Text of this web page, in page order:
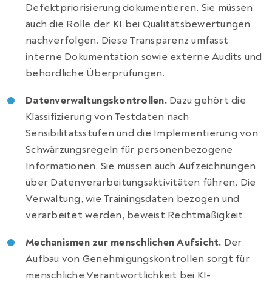
Defektpriorisierung dokumentieren. Sie müssen
auch die Rolle der KI bei Qualitätsbewertungen
nachverfolgen. Diese Transparenz umfasst
interne Dokumentation sowie externe Audits und
behördliche Überprüfungen.
Datenverwaltungskontrollen.Dazu gehört die
Klassifizierung von Testdaten nach
Sensibilitätsstufen und die Implementierung von
Schwärzungsregeln für personenbezogene
Informationen. Sie müssen auch Aufzeichnungen
über Datenverarbeitungsaktivitäten führen. Die
Verwaltung, wie Trainingsdaten bezogen und
verarbeitet werden, beweist Rechtmäßigkeit.
Mechanismen zur menschlichen Aufsicht. Der
Aufbau von Genehmigungskontrollen sorgt für
menschliche Verantwortlichkeit bei KI-